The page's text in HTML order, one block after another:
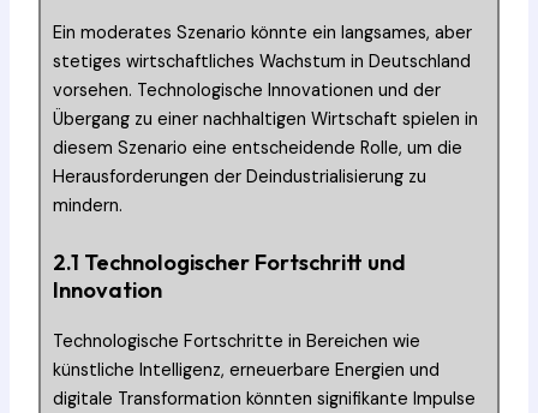
Ein moderates Szenario könnte ein langsames, aber
stetiges wirtschaftliches Wachstum in Deutschland
vorsehen. Technologische Innovationen und der
Übergang zu einer nachhaltigen Wirtschaft spielen in
diesem Szenario eine entscheidende Rolle, um die
Herausforderungen der Deindustrialisierung zu
mindern.
2.1 Technologischer Fortschritt und
Innovation
Technologische Fortschritte in Bereichen wie
künstliche Intelligenz, erneuerbare Energien und
digitale Transformation könnten signifikante Impulse